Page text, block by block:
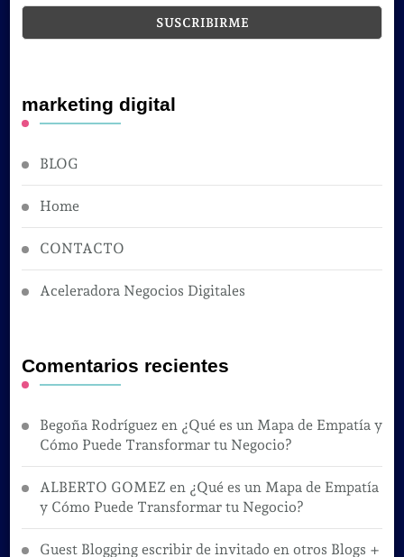
marketing digital
BLOG
Home
CONTACTO
Aceleradora Negocios Digitales
Comentarios recientes
Begoña Rodríguez en ¿Qué es un Mapa de Empatía y
Cómo Puede Transformar tu Negocio?
ALBERTO GOMEZ en ¿Qué es un Mapa de Empatía
y Cómo Puede Transformar tu Negocio?
Guest Blogging escribir de invitado en otros Blogs +